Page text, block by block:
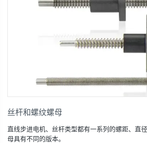
丝杆和螺纹螺母
直线步进电机、丝杆类型都有一系列的螺距、直
母具有不同的版本。